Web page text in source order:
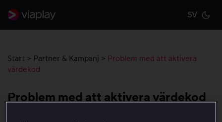
SV
Start > Partner & Kampanj > Problem med att aktivera
värdekod
Problem med att aktivera värdekod